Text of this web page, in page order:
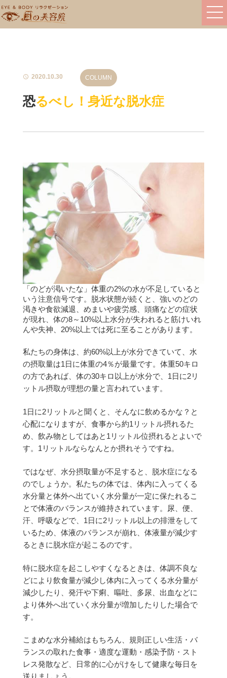
2020.10.30 COLUMN
恐るべし！身近な脱水症
「のどが渇いたな」体重の2%の水が不足していると
いう注意信号です。
脱水状態が続くと、強いのどの
渇きや食欲減退、めまいや疲労感、頭痛などの症状
が現れ、体の8～10%以上水分が失われると筋けいれ
んや失神、20%以上では死に至ることがあります。
私たちの身体は、約60%以上が水分できていて、水
の摂取量は1日に体重の4％が最量です。 体重50キロ
の方であれば、体の30キロ以上が水分で、1日に2リ
ットル摂取が理想の量と言われています。
1日に2リットルと聞くと、そんなに飲めるかな？と
心配になりますが、食事から約1リットル摂れるた
め、飲み物としてはあと1リットル位摂れるとよいで
す。1リットルならなんとか摂れそうですね。
ではなぜ、水分摂取量が不足すると、脱水症になる
のでしょうか。 私たちの体では、体内に入ってくる
水分量と体外へ出ていく水分量が一定に保たれるこ
とで体液のバランスが維持されています。尿、便、
汗、呼吸などで、1日に2リットル以上の排泄をして
いるため、体液のバランスが崩れ、体液量が減少す
るときに脱水症が起こるのです。
特に脱水症を起こしやすくなるときは、体調不良な
どにより飲食量が減少し体内に入ってくる水分量が
減少したり、発汗や下痢、嘔吐、多尿、出血などに
より体外へ出ていく水分量が増加したりした場合で
す。
こまめな水分補給はもちろん、規則正しい生活・バ
ランスの取れた食事・適度な運動・感染予防・スト
レス発散など、日常的に心がけをして健康な毎日を